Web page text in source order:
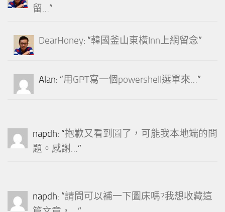
留…”
DearHoney: “韓國釜山東橫Inn上網留念”
Alan: “用GPT寫一個powershell選單來…”
napdh: “抱歉又看到圖了，可能我本地端的問
題。感謝…”
napdh: “請問可以補一下圖床嗎?我想收藏這